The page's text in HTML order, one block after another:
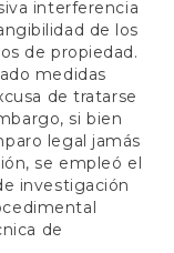
interferencia
de los
de propiedad.
medidas
de tratarse
si bien
legal jamás
se empleó el
investigación
de